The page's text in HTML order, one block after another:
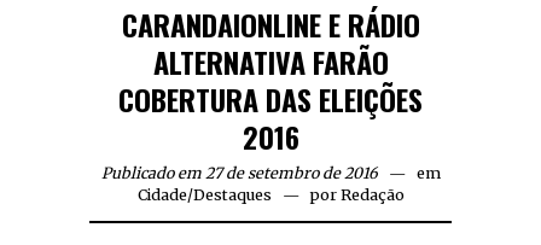
CARANDAIONLINE E RÁDIO
ALTERNATIVA FARÃO
COBERTURA DAS ELEIÇÕES
2016
Publicado em 27 de setembro de 2016
em
Cidade/Destaques por Redação